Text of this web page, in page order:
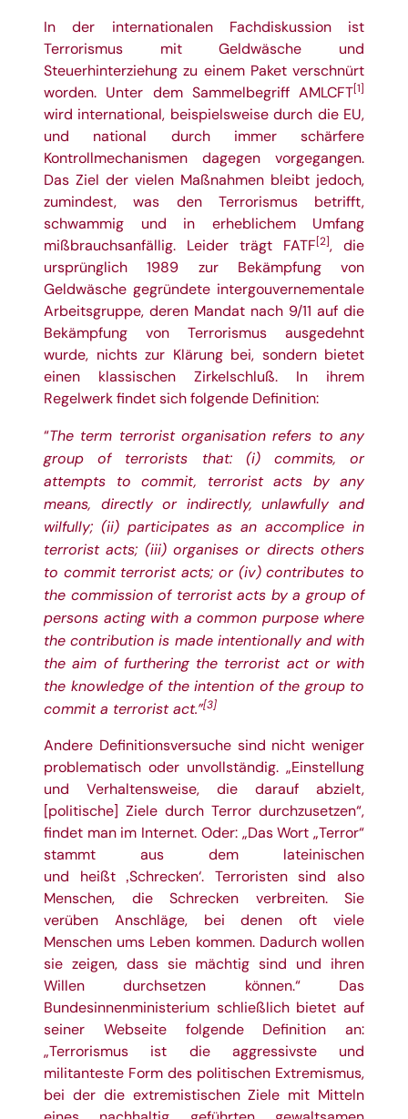
In der internationalen Fachdiskussion ist
Terrorismus mit Geldwäsche und
Steuerhinterziehung zu einem Paket verschnürt
worden. Unter dem Sammelbegriff AMLCFT[1]
wird international, beispielsweise durch die EU,
und national durch immer schärfere
Kontrollmechanismen dagegen vorgegangen.
Das Ziel der vielen Maßnahmen bleibt jedoch,
zumindest, was den Terrorismus betrifft,
schwammig und in erheblichem Umfang
mißbrauchsanfällig. Leider trägt FATF[2], die
ursprünglich 1989 zur Bekämpfung von
Geldwäsche gegründete intergouvernementale
Arbeitsgruppe, deren Mandat nach 9/11 auf die
Bekämpfung von Terrorismus ausgedehnt
wurde, nichts zur Klärung bei, sondern bietet
einen klassischen Zirkelschluß. In ihrem
Regelwerk findet sich folgende Definition:
“The term terrorist organisation refers to any
group of terrorists that: (i) commits, or
attempts to commit, terrorist acts by any
means, directly or indirectly, unlawfully and
wilfully; (ii) participates as an accomplice in
terrorist acts; (iii) organises or directs others
to commit terrorist acts; or (iv) contributes to
the commission of terrorist acts by a group of
persons acting with a common purpose where
the contribution is made intentionally and with
the aim of furthering the terrorist act or with
the knowledge of the intention of the group to
commit a terrorist act.”[3]
Andere Definitionsversuche sind nicht weniger
problematisch oder unvollständig. „Einstellung
und Verhaltensweise, die darauf abzielt,
[politische] Ziele durch Terror durchzusetzen“,
findet man im Internet. Oder: „Das Wort „Terror“
stammt aus dem lateinischen
und heißt ‚Schrecken‘. Terroristen sind also
Menschen, die Schrecken verbreiten. Sie
verüben Anschläge, bei denen oft viele
Menschen ums Leben kommen. Dadurch wollen
sie zeigen, dass sie mächtig sind und ihren
Willen durchsetzen können.“ Das
Bundesinnenministerium schließlich bietet auf
seiner Webseite folgende Definition an:
„Terrorismus ist die aggressivste und
militanteste Form des politischen Extremismus,
bei der die extremistischen Ziele mit Mitteln